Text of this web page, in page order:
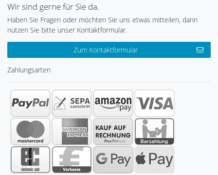
Wir sind gerne für Sie da.
Haben Sie Fragen oder möchten Sie uns etwas mitteilen, dann
nutzen Sie bitte unser Kontaktformular.
Zum Kontaktformular
Zahlungsarten